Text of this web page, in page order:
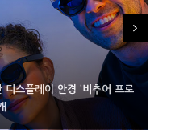
스플레이 안경 ‘비추어 프로
프로세서 패키징 대기 중
커 준비하는 오픈AI